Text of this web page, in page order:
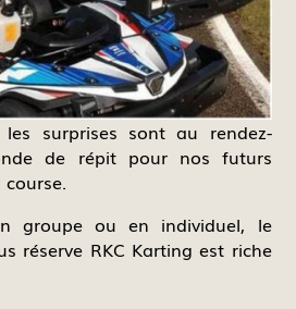
les surprises sont au rendez-
de répit pour nos futurs
groupe ou en individuel, le
réserve RKC Karting est riche